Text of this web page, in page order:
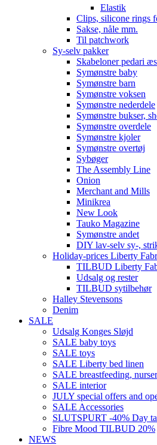
Elastik
Clips, silicone rings
Sakse, nåle mm.
Til patchwork
Sy-selv pakker
Skabeloner pedari
Symønstre baby
Symønstre barn
Symønstre voksen
Symønstre nederdele
Symønstre bukser,
Symønstre overdele
Symønstre kjoler
Symønstre overtøj
Sybøger
The Assembly Line
Onion
Merchant and Mills
Minikrea
New Look
Tauko Magazine
Symønstre andet
DIY lav-selv sy-,
Holiday-prices Liberty
TILBUD Liberty
Udsalg og rester
TILBUD sytilbehør
Halley Stevensons
Denim
SALE
Udsalg Konges Sløjd
SALE baby toys
SALE toys
SALE Liberty bed linen
SALE breastfeeding,
SALE interior
JULY special offers and
SALE Accessories
SLUTSPURT -40% Day
Fibre Mood TILBUD 20%
NEWS